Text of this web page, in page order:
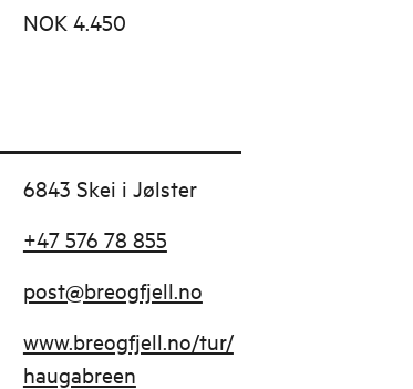
NOK 4.450
6843 Skei i Jølster
+47 576 78 855
post@breogfjell.no
www.breogfjell.no/tur/
haugabreen